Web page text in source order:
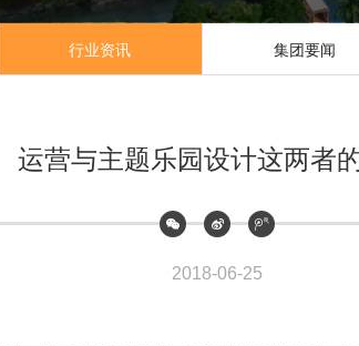
行业资讯 集团要闻
运营与主题乐园设计这两者
2018-06-25